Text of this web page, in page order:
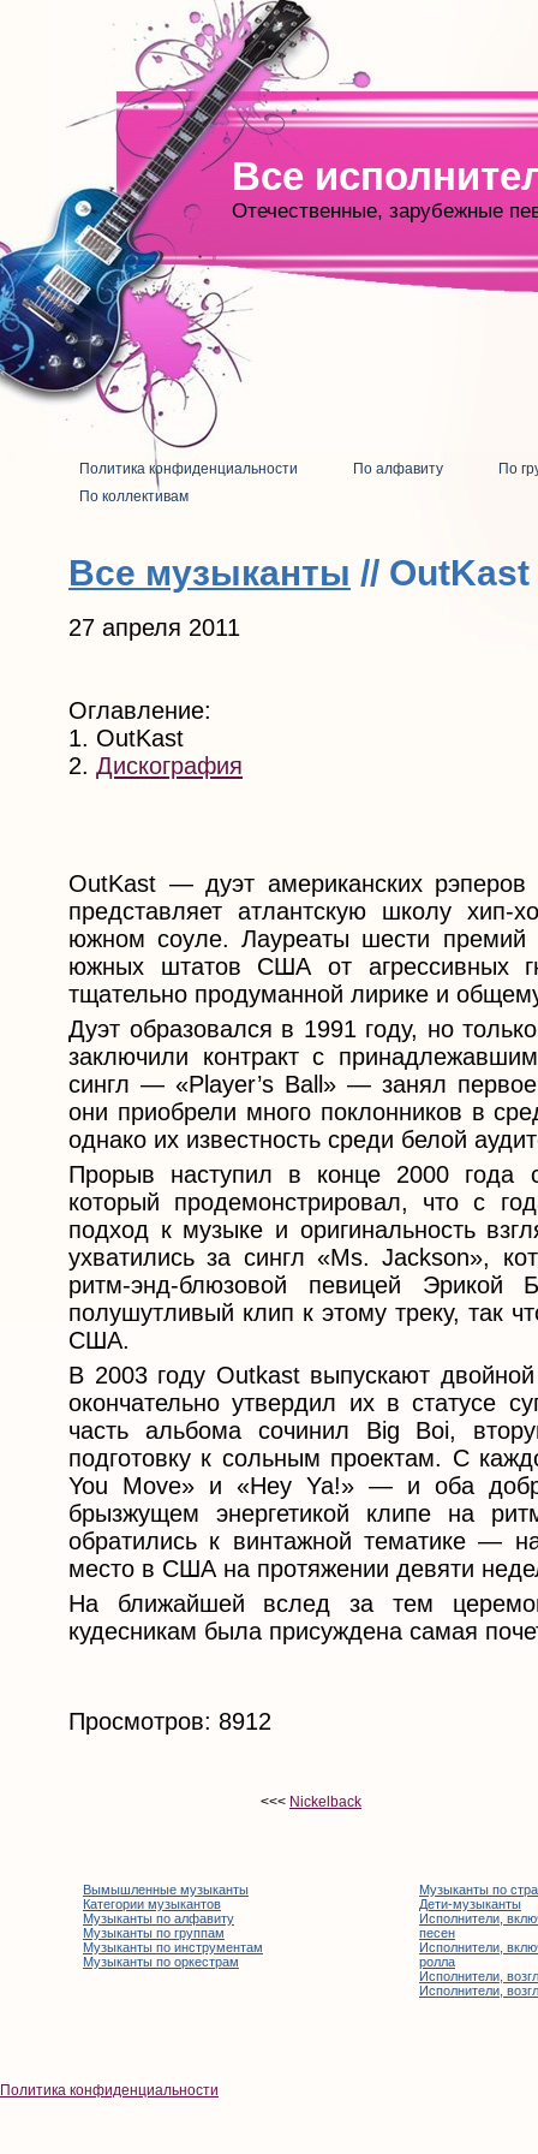
Все
Отечественные, зарубежные
Политика конфиденциальности По алфавиту
По
По коллективам
Все музыканты // OutKast
27 апреля 2011
Оглавление:
1. OutKast
2. Дискография
OutKast — дуэт американских
представляет атлантскую школу
южном соуле. Лауреаты шести премий
южных штатов США от агрессивных
тщательно продуманной лирике и
Дуэт образовался в 1991 году, но
заключили контракт с
сингл — «Player’s Ball» — занял
они приобрели много поклонников в
однако их известность среди белой
Прорыв наступил в конце 2000 года
который продемонстрировал, что с
подход к музыке и оригинальность
ухватились за сингл «Ms. Jackson»,
ритм-энд-блюзовой певицей
полушутливый клип к этому треку, так
США.
В 2003 году Outkast выпускают
окончательно утвердил их в статусе
часть альбома сочинил Big Boi,
подготовку к сольным проектам. С
You Move» и «Hey Ya!» — и оба
брызжущем энергетикой клипе на
обратились к винтажной тематике —
место в США на протяжении девяти
На ближайшей вслед за тем
кудесникам была присуждена самая
Просмотров: 8912
<<< Nickelback
Вымышленные музыканты
Категории музыкантов
Музыканты по алфавиту
Музыканты по группам
Музыканты по инструментам
Музыканты по оркестрам
Музыканты по
Дети-музыканты
Исполнители,
песен
Исполнители,
ролла
Исполнители,
Исполнители,
Политика конфиденциальности